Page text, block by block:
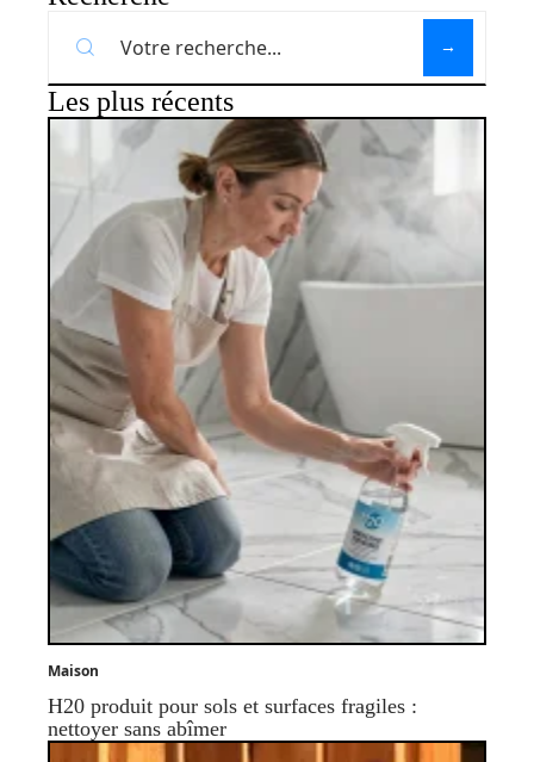
Les plus récents
Maison
H20 produit pour sols et surfaces fragiles :
nettoyer sans abîmer